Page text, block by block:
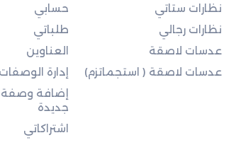
نظارات ستاتي
نظارات رجالي
عدسات لاصقة
عدسات لاصقة ( استجماتزم)
حسابي
طلباتي
العناوين
إدارة
إضافة
جديدة
اشتراكاتي